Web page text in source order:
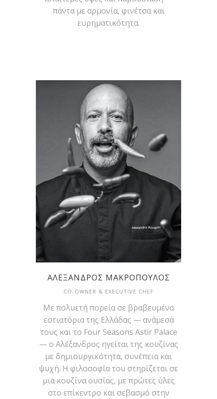
πάντα με αρμονία, φινέτσα και
ευρηματικότητα.
ΑΛΈΞΑΝΔΡΟΣ ΜΑΚΡΌΠΟΥΛΟΣ
CO-OWNER & EXECUTIVE CHEF
Με πολυετή πορεία σε βραβευμένα
εστιατόρια της Ελλάδας — ανάμεσά
τους και το Four Seasons Astir Palace
— ο Αλέξανδρος ηγείται της κουζίνας
με δημιουργικότητα, συνέπεια και
ψυχή. Η φιλοσοφία του στηρίζεται σε
μια κουζίνα ουσίας, με πρώτες ύλες
στο επίκεντρο και σεβασμό στην